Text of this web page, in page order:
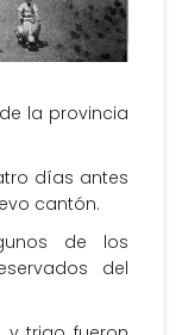
la provincia
días antes
cantón.
de los
del